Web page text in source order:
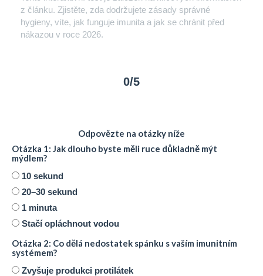
z článku. Zjistěte, zda dodržujete zásady správné
hygieny, víte, jak funguje imunita a jak se chránit před
nákazou v roce 2026.
0/5
Odpovězte na otázky níže
Otázka 1: Jak dlouho byste měli ruce důkladně mýt
mýdlem?
10 sekund
20–30 sekund
1 minuta
Stačí opláchnout vodou
Otázka 2: Co dělá nedostatek spánku s vaším imunitním
systémem?
Zvyšuje produkci protilátek